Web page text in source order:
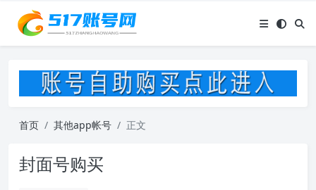
首页 其他app帐号 正文
封面号购买